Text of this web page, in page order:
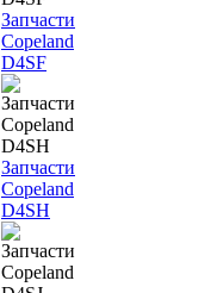
Запчасти
Copeland
D4SF
Запчасти
Copeland
D4SH